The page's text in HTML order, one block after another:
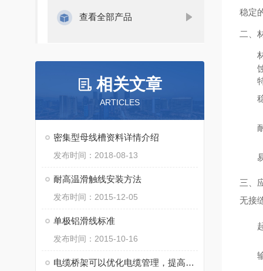
查看全部产品
相关文章
ARTICLES
密集型母线槽资料详情介绍
发布时间：2018-08-13
耐高温滑触线安装方法
发布时间：2015-12-05
单极铝滑线标准
发布时间：2015-10-16
电缆桥架可以优化电缆管理，提高安全性和可维护性
稳定
二、
三、
无接